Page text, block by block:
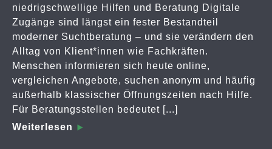
niedrigschwellige Hilfen und Beratung Digitale
Zugänge sind längst ein fester Bestandteil
moderner Suchtberatung – und sie verändern den
Alltag von Klient*innen wie Fachkräften.
Menschen informieren sich heute online,
vergleichen Angebote, suchen anonym und häufig
außerhalb klassischer Öffnungszeiten nach Hilfe.
Für Beratungsstellen bedeutet [...]
Weiterlesen